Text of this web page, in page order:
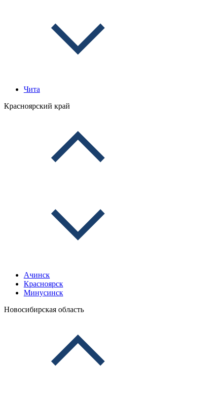
Чита
Красноярский край
Ачинск
Красноярск
Минусинск
Новосибирская область